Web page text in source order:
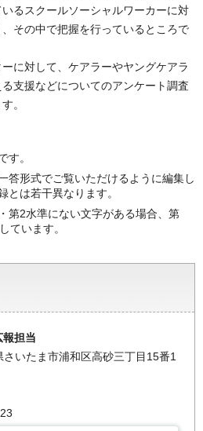
るスクールソーシャルワーカーに対
その中で把握を行っているところで
に対して、ケアラーやヤングケアラ
支援などについてのアンケート調査
。
す。
答形式でご覧いただけるように編集し
とは若干異なります。
第2水準にない文字がある場合、第
ています。
報担当
いたま市浦和区高砂三丁目15番1